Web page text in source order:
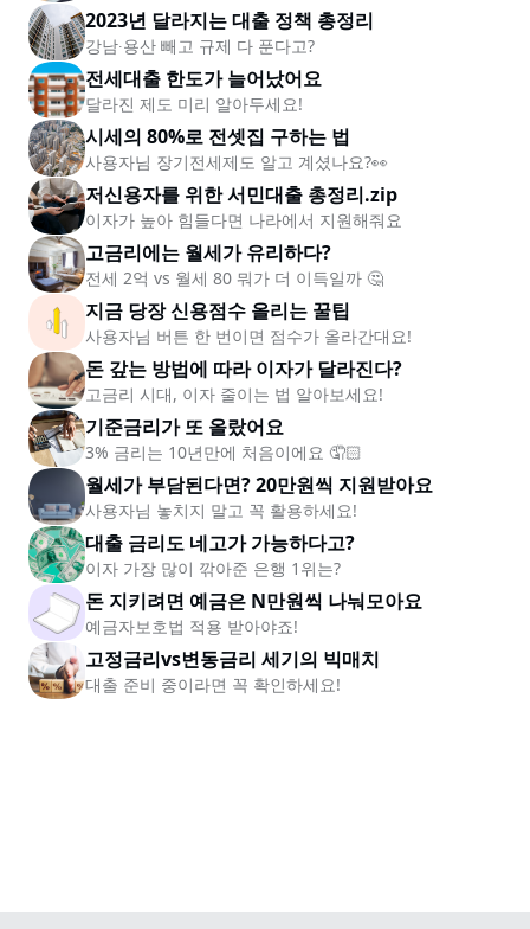
2023년 달라지는 대출 정책 총정리
강남∙용산 빼고 규제 다 푼다고?
전세대출 한도가 늘어났어요
달라진 제도 미리 알아두세요!
시세의 80%로 전셋집 구하는 법
사용자님 장기전세제도 알고 계셨나요?👀
저신용자를 위한 서민대출 총정리.zip
이자가 높아 힘들다면 나라에서 지원해줘요
고금리에는 월세가 유리하다?
전세 2억 vs 월세 80 뭐가 더 이득일까 🤔
지금 당장 신용점수 올리는 꿀팁
사용자님 버튼 한 번이면 점수가 올라간대요!
돈 갚는 방법에 따라 이자가 달라진다?
고금리 시대, 이자 줄이는 법 알아보세요!
기준금리가 또 올랐어요
3% 금리는 10년만에 처음이에요 🤦🏻
월세가 부담된다면? 20만원씩 지원받아요
사용자님 놓치지 말고 꼭 활용하세요!
대출 금리도 네고가 가능하다고?
이자 가장 많이 깎아준 은행 1위는?
돈 지키려면 예금은 N만원씩 나눠모아요
예금자보호법 적용 받아야죠!
고정금리vs변동금리 세기의 빅매치
대출 준비 중이라면 꼭 확인하세요!